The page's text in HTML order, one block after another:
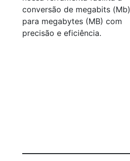
conversão de megabits (Mb)
para megabytes (MB) com
precisão e eficiência.